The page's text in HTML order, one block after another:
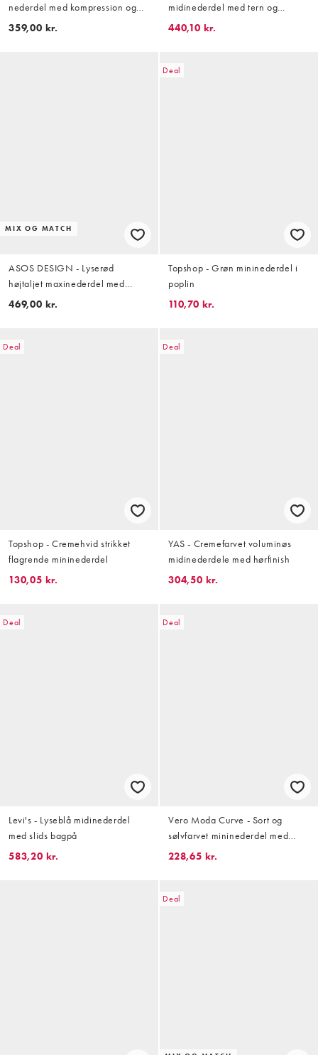
nederdel med kompression og
striber
359,00 kr.
midinederdel med tern og
stofsamlinger i taljen
440,10 kr.
MIX OG MATCH
ASOS DESIGN - Lyserød
højtaljet maxinederdel med
sømdetaljer - Del af sæt
469,00 kr.
Deal
Topshop - Grøn mininederdel i
poplin
110,70 kr.
Deal
Topshop - Cremehvid strikket
flagrende mininederdel
130,05 kr.
Deal
YAS - Cremefarvet voluminøs
midinederdele med hørfinish
304,50 kr.
Deal
Levi's - Lyseblå midinederdel
med slids bagpå
583,20 kr.
Deal
Vero Moda Curve - Sort og
sølvfarvet mininederdel med
tekstur og pailletter
228,65 kr.
Deal